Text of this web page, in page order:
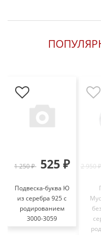
1 250 ₽ 525 ₽
Подвеска-буква Ю
из серебра 925 с
родированием
3000-3059
2 950